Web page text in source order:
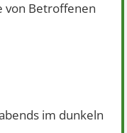
von Betroffenen
im dunkeln